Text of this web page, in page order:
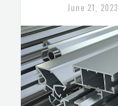
June 21, 2023